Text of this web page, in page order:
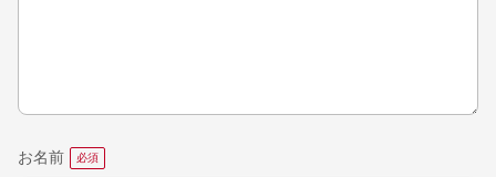
お名前